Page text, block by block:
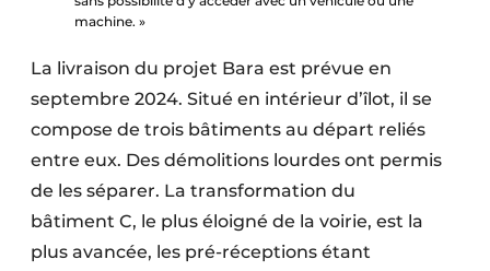
machine. »
La livraison du projet Bara est prévue en
septembre 2024. Situé en intérieur d’îlot, il se
compose de trois bâtiments au départ reliés
entre eux. Des démolitions lourdes ont permis
de les séparer. La transformation du
bâtiment C, le plus éloigné de la voirie, est la
plus avancée, les pré-réceptions étant